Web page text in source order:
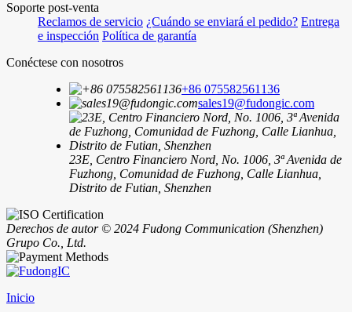
Soporte post-venta
Reclamos de servicio ¿Cuándo se enviará el pedido? Entrega
e inspección Política de garantía
Conéctese con nosotros
+86 075582561136
sales19@fudongic.com
23E, Centro Financiero Nord, No. 1006, 3ª Avenida de
Fuzhong, Comunidad de Fuzhong, Calle Lianhua,
Distrito de Futian, Shenzhen
Derechos de autor © 2024 Fudong Communication (Shenzhen)
Grupo Co., Ltd.
Inicio